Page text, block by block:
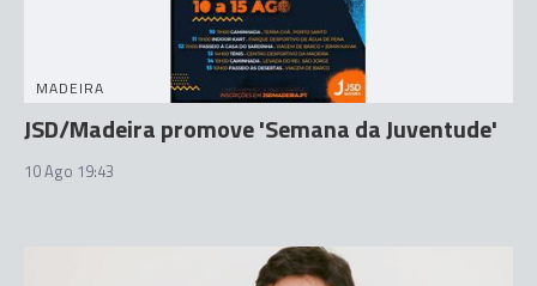
MADEIRA
JSD/Madeira promove 'Semana da Juventude'
10 Ago 19:43